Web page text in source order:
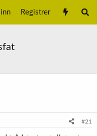
inn Registrer
#21